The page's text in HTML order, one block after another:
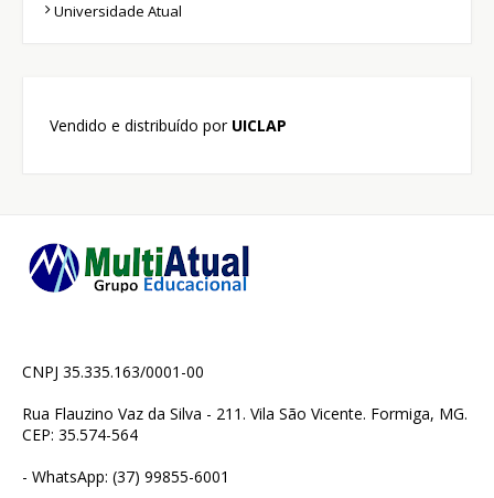
Universidade Atual
Vendido e distribuído por UICLAP
CNPJ 35.335.163/0001-00
Rua Flauzino Vaz da Silva - 211. Vila São Vicente. Formiga, MG.
CEP: 35.574-564
- WhatsApp: (37) 99855-6001